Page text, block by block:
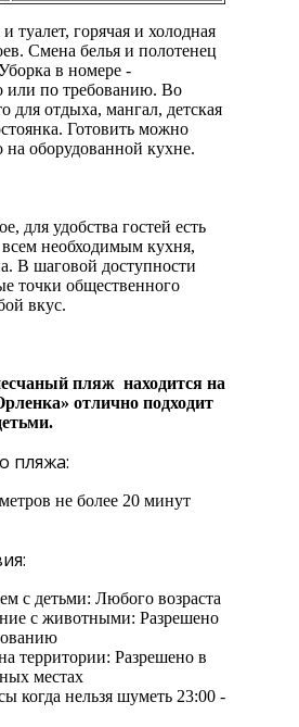
туалет, горячая и холодная
Смена белья и полотенец
в номере -
или по требованию. Во
для отдыха, мангал, детская
Готовить можно
на оборудованной кухне.
для удобства гостей есть
всем необходимым кухня,
В шаговой доступности
точки общественного
вкус.
пляж находится на
отлично подходит
пляжа:
не более 20 минут
с детьми: Любого возраста
с животными: Разрешено
территории: Разрешено в
местах
когда нельзя шуметь 23:00 -